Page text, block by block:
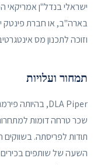
ישראלי בנדל"ן אמריקאי
בארה"ב, או חברת פינטק
וזוכה לתכנון מס
תמחור ועלויות
שכר טרחה דומות
תודות לפריסתה. בשווקים
השעה של שותפים